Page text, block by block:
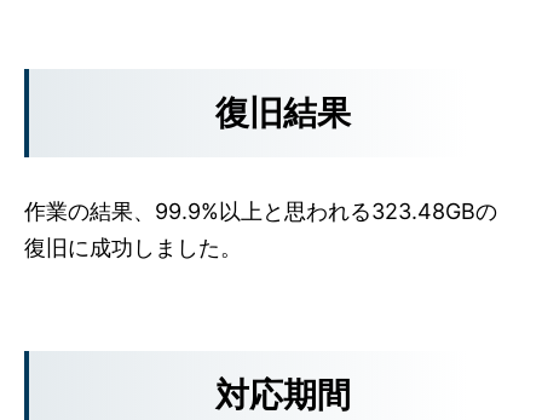
復旧結果
作業の結果、99.9%以上と思われる323.48GBの
復旧に成功しました。
対応期間